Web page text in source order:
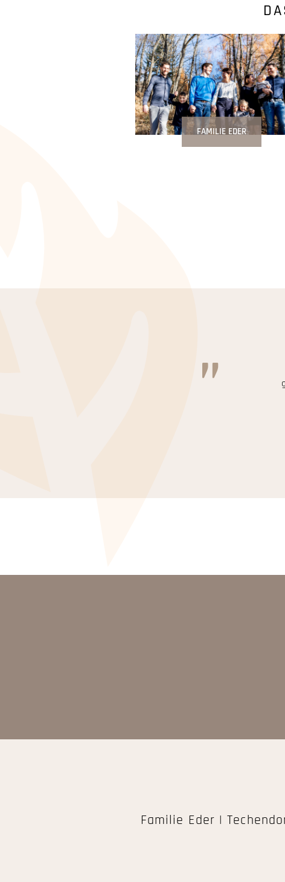
FAMILIE EDER
Familie Eder |